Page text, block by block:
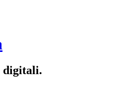
digitali.